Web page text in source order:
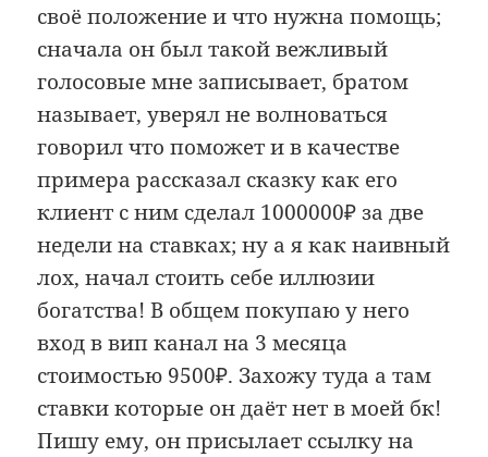
своё положение и что нужна помощь;
сначала он был такой вежливый
голосовые мне записывает, братом
называет, уверял не волноваться
говорил что поможет и в качестве
примера рассказал сказку как его
клиент с ним сделал 1000000₽ за две
недели на ставках; ну а я как наивный
лох, начал стоить себе иллюзии
богатства! В общем покупаю у него
вход в вип канал на 3 месяца
стоимостью 9500₽. Захожу туда а там
ставки которые он даёт нет в моей бк!
Пишу ему, он присылает ссылку на